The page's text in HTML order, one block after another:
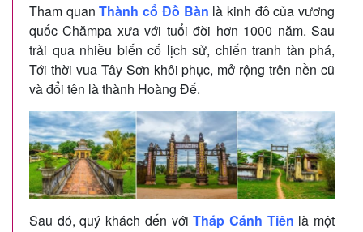
Tham quanThành cổ Đồ Bàn là kinh đô của vương
quốc Chămpa xưa với tuổi đời hơn 1000 năm. Sau
trải qua nhiều biến cố lịch sử, chiến tranh tàn phá,
Tới thời vua Tây Sơn khôi phục, mở rộng trên nền cũ
và đổi tên là thành Hoàng Đế.
Sau đó, quý khách đến vớiTháp Cánh Tiên là một